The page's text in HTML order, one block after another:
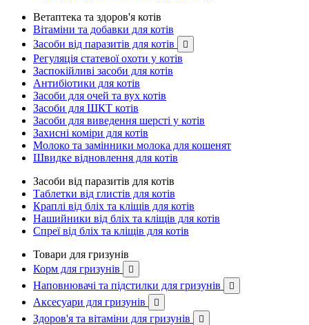
Ветаптека та здоров'я котів
Вітаміни та добавки для котів
Засоби від паразитів для котів

Регуляція статевої охоти у котів
Заспокійливі засоби для котів
Антибіотики для котів
Засоби для очей та вух котів
Засоби для ШКТ котів
Засоби для виведення шерсті у котів
Захисні коміри для котів
Молоко та замінники молока для кошенят
Швидке відновлення для котів
Засоби від паразитів для котів
Таблетки від глистів для котів
Краплі від бліх та кліщів для котів
Нашийники від бліх та кліщів для котів
Спреї від бліх та кліщів для котів
Товари для гризунів
Корм для гризунів

Наповнювачі та підстилки для гризунів 
Аксесуари для гризунів 
Здоров'я та вітаміни для гризунів 